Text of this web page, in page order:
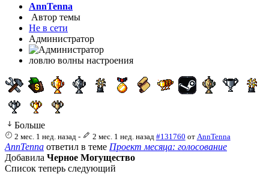
AnnTenna
Автор темы
Не в сети
Администратор
ловлю волны настроения
Больше
2 мес. 1 нед. назад - 2 мес. 1 нед. назад #131760 от AnnTenna
AnnTenna ответил в теме Проект месяца: голосование
Добавила Черное Могущество
Список теперь следующий